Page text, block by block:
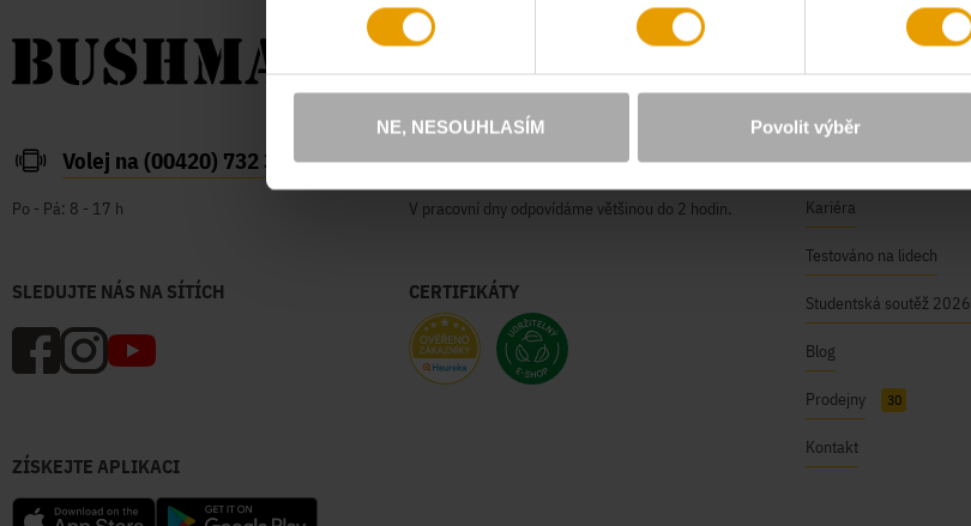
NE, NESOUHLASÍM Povolit výběr
Volej na (00420) 732 387 626
Po - Pá: 8 - 17 h
zakaznici@bushman.cz
V pracovní dny odpovídáme většinou do 2 hodin.
SLEDUJTE NÁS NA SÍTÍCH CERTIFIKÁTY
ZÍSKEJTE APLIKACI
BUSHMAN Club
Kariéra
Testováno na lidech
Studentská soutěž 2026
Blog
Prodejny 30
Kontakt